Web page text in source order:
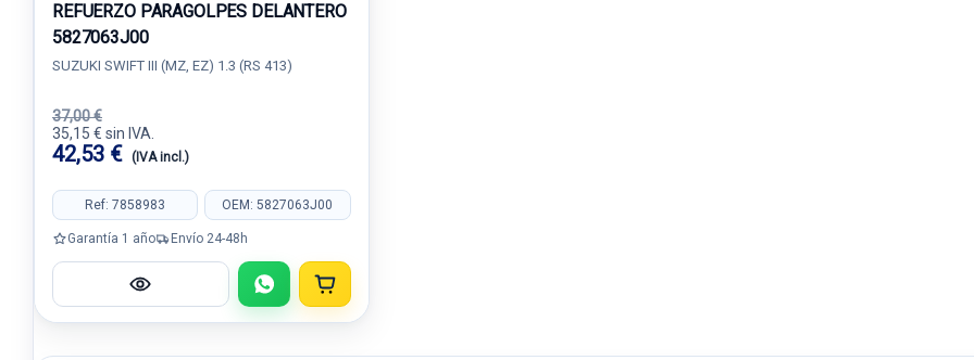
REFUERZO PARAGOLPES DELANTERO
5827063J00
SUZUKI SWIFT III (MZ, EZ) 1.3 (RS 413)
37,00 €
35,15 € sin IVA.
42,53 € (IVA incl.)
Ref: 7858983 OEM: 5827063J00
Garantía 1 año Envío 24-48h